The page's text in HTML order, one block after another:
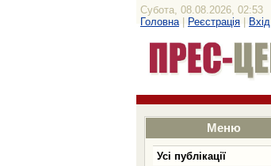
Субота, 08.08.2026, 02:53
Головна| Реєстрація Вхід
Меню
Усі публікації